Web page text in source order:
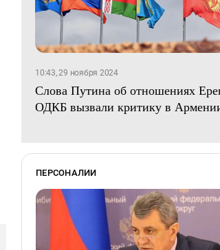
10:43, 29 ноября 2024
Слова Путина об отношениях
ОДКБ вызвали критику в
ПЕРСОНАЛИИ